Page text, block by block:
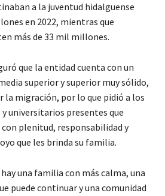
a la juventud hidalguense
en 2022, mientras que
más de 33 mil millones.
que la entidad cuenta con un
superior y superior muy sólido,
la migración, por lo que pidió a los
universitarios presentes que
plenitud, responsabilidad y
que les brinda su familia.
una familia con más calma, una
puede continuar y una comunidad